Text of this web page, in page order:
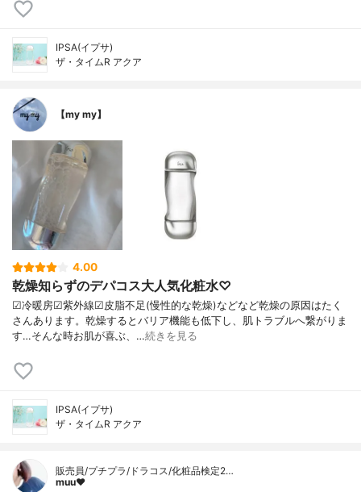
IPSA(イプサ)
ザ・タイムR アクア
【my my】
4.00
乾燥知らずのデパコス大人気化粧水♡
☑︎冷暖房☑︎紫外線☑︎皮脂不足(慢性的な乾燥)などなど乾燥の原因はたく
さんあります。乾燥するとバリア機能も低下し、肌トラブルへ繋がりま
す…そんな時お肌が喜ぶ、…続きを見る
IPSA(イプサ)
ザ・タイムR アクア
販売員/プチプラ/ドラコス/化粧品検定2…
muu❤︎